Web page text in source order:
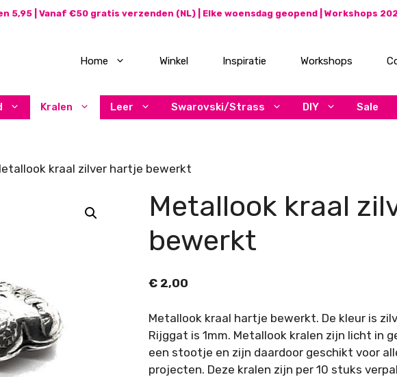
5,95 | Vanaf €50 gratis verzenden (NL) | Elke woensdag geopend | Workshops
Home Winkel Inspiratie Workshops
Kralen Leer Swarovski/Strass DIY Sale
kraal zilver hartje bewerkt
Metallook kraal
bewerkt
€2,00
Metallook kraal hartje bewerkt. De kleur is
Rijggat is 1mm. Metallook kralen zijn licht in
een stootje en zijn daardoor geschikt voor
projecten. Deze kralen zijn per 10 stuks